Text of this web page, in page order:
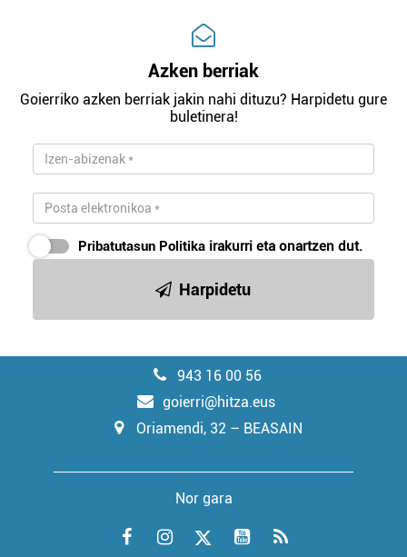
Azken berriak
Goierriko azken berriak jakin nahi dituzu? Harpidetu gure
buletinera!
Pribatutasun Politika irakurri eta onartzen dut.
Harpidetu
943 16 00 56
goierri@hitza.eus
Oriamendi, 32 – BEASAIN
Nor gara